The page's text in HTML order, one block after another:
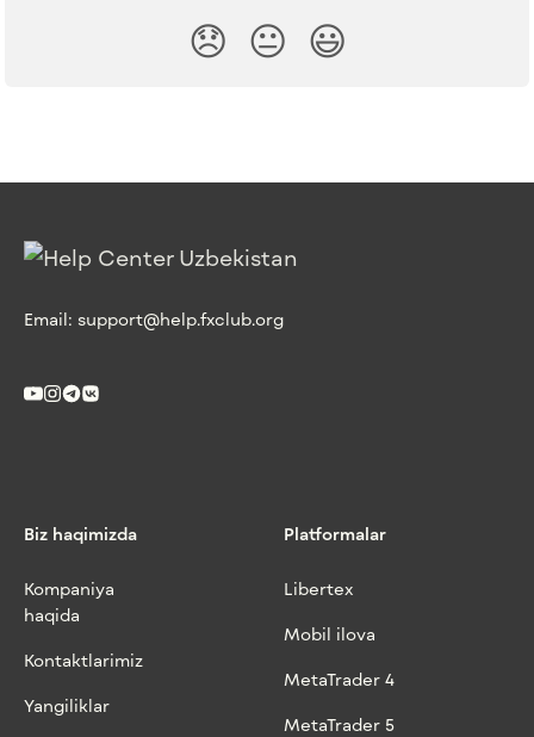
😞 😐 😃
Email: support@help.fxclub.org
Biz haqimizda
Kompaniya
haqida
Kontaktlarimiz
Yangiliklar
Platformalar
Libertex
Mobil ilova
MetaTrader 4
MetaTrader 5